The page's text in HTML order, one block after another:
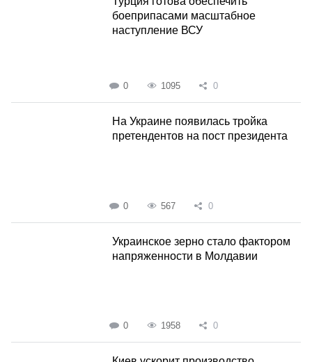
боеприпасами масштабное
наступление ВСУ
0 1095 0
На Украине появилась тройка
претендентов на пост президента
0 567 0
Украинское зерно стало фактором
напряженности в Молдавии
0 1958 0